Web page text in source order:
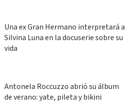
Una ex Gran Hermano interpretará a
Silvina Luna en la docuserie sobre su
vida
Antonela Roccuzzo abrió su álbum
de verano: yate, pileta y bikini